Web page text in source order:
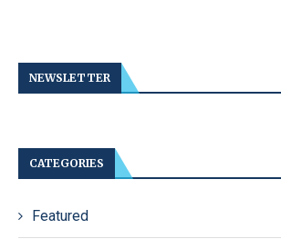
NEWSLETTER
CATEGORIES
Featured